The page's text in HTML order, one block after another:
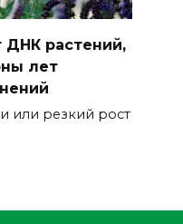
растений,
лет
или резкий рост